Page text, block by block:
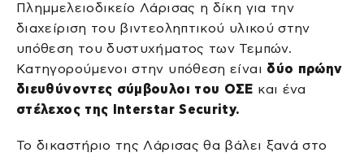
Πλημμελειοδικείο Λάρισας η δίκη για την
διαχείριση του βιντεοληπτικού υλικού στην
υπόθεση του δυστυχήματος των Τεμπών.
Κατηγορούμενοι στην υπόθεση είναι δύο πρώην
διευθύνοντες σύμβουλοι του ΟΣΕ και ένα
στέλεχος της Interstar Security.
Το δικαστήριο της Λάρισας θα βάλει ξανά στο